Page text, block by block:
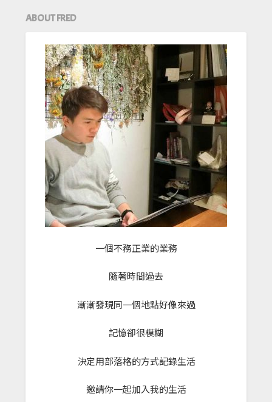
ABOUT FRED
一個不務正業的業務
隨著時間過去
漸漸發現同一個地點好像來過
記憶卻很模糊
決定用部落格的方式記錄生活
邀請你一起加入我的生活